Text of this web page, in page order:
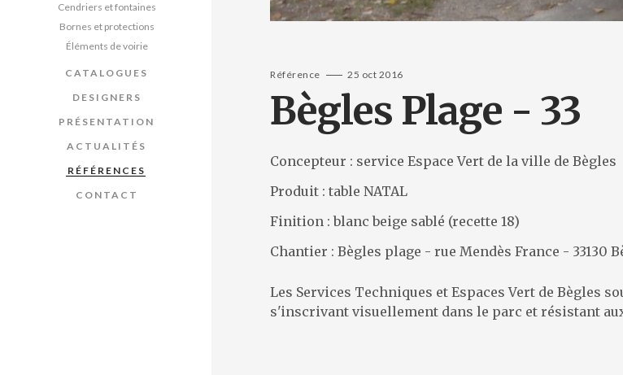
Cendriers et fontaines
Bornes et protections
Éléments de voirie
CATALOGUES
DESIGNERS
PRÉSENTATION
ACTUALITÉS
RÉFÉRENCES
CONTACT
Référence 25 oct 2016
Bègles Plage - 33
Concepteur : service Espace Vert de la ville de Bègles
Produit : table NATAL
Finition : blanc beige sablé (recette 18)
Chantier : Bègles plage - rue Mendès France - 33130
Les Services Techniques et Espaces Vert de Bègles
s'inscrivant visuellement dans le parc et résistant